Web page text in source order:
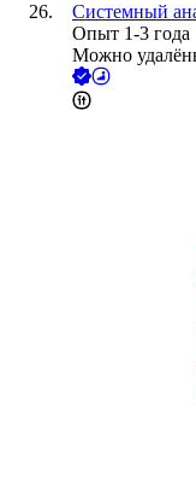
Системный
Опыт 1-3 года
Можно